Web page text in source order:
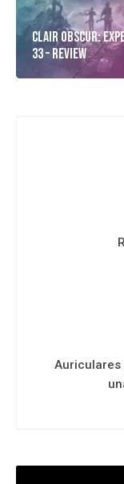
Clair Obscur:
33 – Review
Auriculares